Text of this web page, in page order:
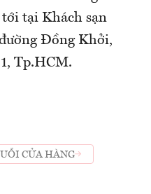
tới tại Khách sạn
Đồng Khởi,
Tp.HCM.
CỬA HÀNG